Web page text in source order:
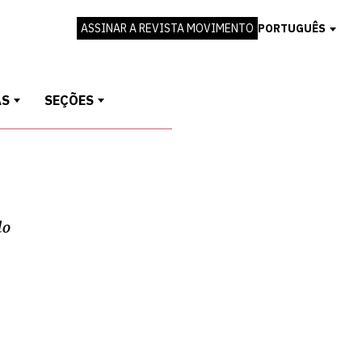
ASSINAR A REVISTA MOVIMENTO PORTUGUÊS
SEÇÕES